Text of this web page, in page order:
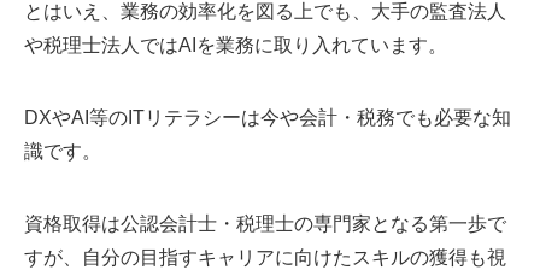
とはいえ、業務の効率化を図る上でも、大手の監査法人
や税理士法人ではAIを業務に取り入れています。
DXやAI等のITリテラシーは今や会計・税務でも必要な知
識です。
資格取得は公認会計士・税理士の専門家となる第一歩で
すが、自分の目指すキャリアに向けたスキルの獲得も視